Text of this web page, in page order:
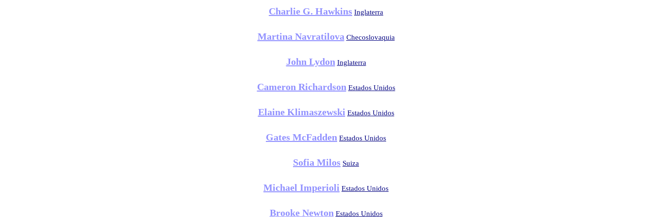
Charlie G. Hawkins Inglaterra
Martina Navratilova Checoslovaquia
John Lydon Inglaterra
Cameron Richardson Estados Unidos
Elaine Klimaszewski Estados Unidos
Gates McFadden Estados Unidos
Sofia Milos Suiza
Michael Imperioli Estados Unidos
Brooke Newton Estados Unidos